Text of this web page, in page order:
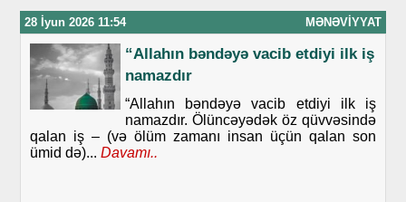
28 İyun 2026 11:54 MƏNƏVIYYAT
“Allahın bəndəyə vacib etdiyi ilk iş
namazdır
“Allahın bəndəyə vacib etdiyi ilk iş
namazdır. Ölüncəyədək öz qüvvəsində
qalan iş – (və ölüm zamanı insan üçün qalan son
ümid də)... Davamı..